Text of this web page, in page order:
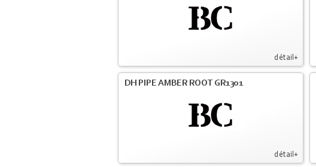
détail+
détail+
DH PIPE AMBER ROOT GR1301